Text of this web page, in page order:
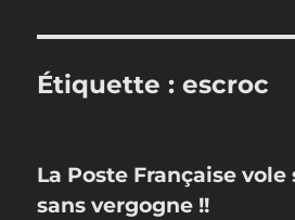
Étiquette :escroc
La Poste Française vole
sans vergogne !!